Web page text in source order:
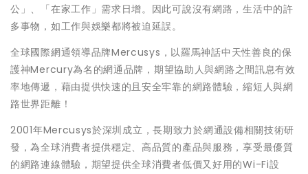
公」、「在家工作」需求日增。因此可說沒有網路，生活中的許
多事物，如工作與娛樂都將被迫延誤。
全球國際網通領導品牌Mercusys，以羅馬神話中天性善良的保
護神Mercury為名的網通品牌，期望協助人與網路之間訊息有效
率地傳遞，藉由提供快速的且安全牢靠的網路體驗，縮短人與網
路世界距離！
2001年Mercusys於深圳成立，長期致力於網通設備相關技術研
發，為全球消費者提供穩定、高品質的產品與服務，享受最優質
的網路連線體驗，期望提供全球消費者低價又好用的Wi-Fi設